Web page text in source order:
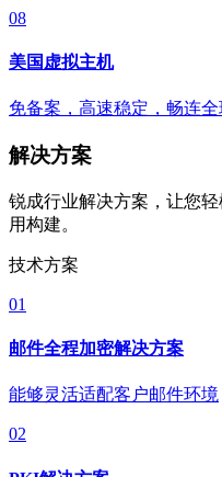
08
美国虚拟主机
免备案，高速稳定，畅连
解决方案
锐成行业解决方案，让您
用构建。
技术方案
01
邮件全程加密解决方案
能够灵活适配客户邮件环境
02